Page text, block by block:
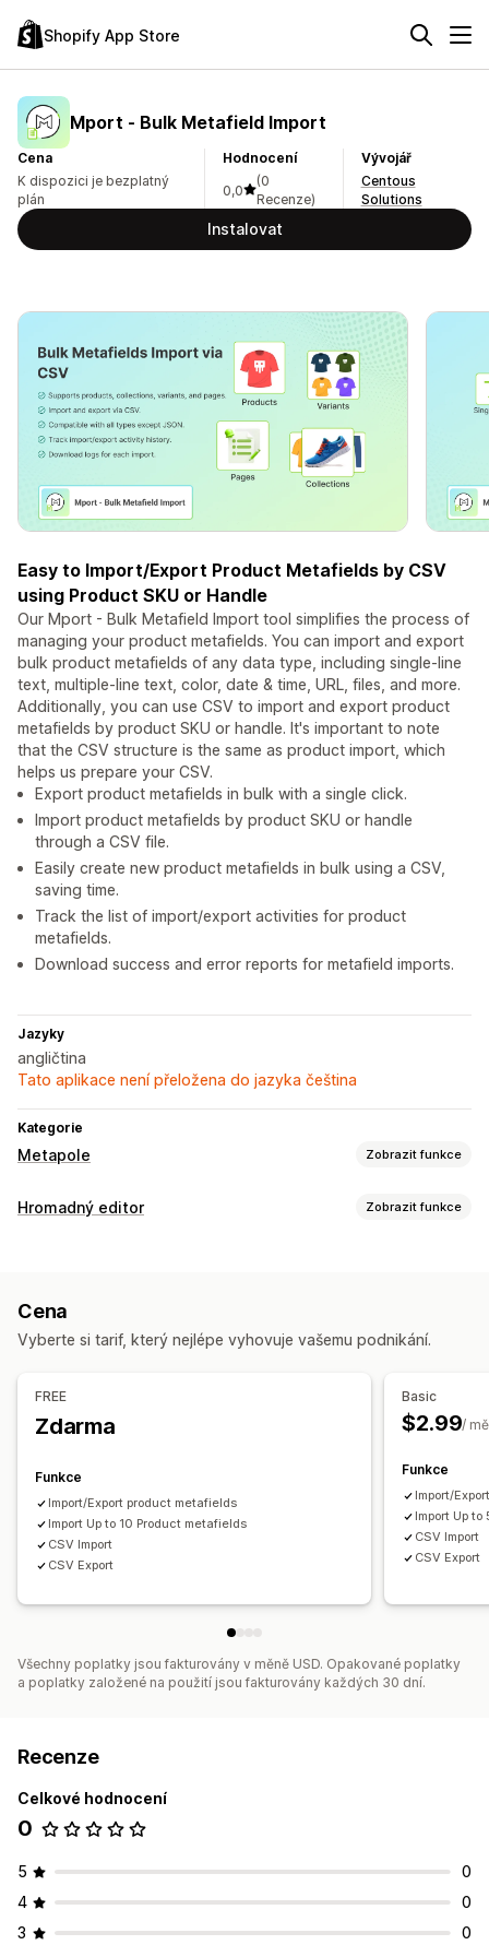
Shopify App Store
Mport ‑ Bulk Metafield Import
Cena
K dispozici je bezplatný
plán
Hodnocení
0,0
(0
Recenze)
Vývojář
Centous
Solutions
Instalovat
Easy to Import/Export Product Metafields by CSV
using Product SKU or Handle
Our Mport - Bulk Metafield Import tool simplifies the process of
managing your product metafields. You can import and export
bulk product metafields of any data type, including single-line
text, multiple-line text, color, date & time, URL, files, and more.
Additionally, you can use CSV to import and export product
metafields by product SKU or handle. It's important to note
that the CSV structure is the same as product import, which
helps us prepare your CSV.
Export product metafields in bulk with a single click.
Import product metafields by product SKU or handle
through a CSV file.
Easily create new product metafields in bulk using a CSV,
saving time.
Track the list of import/export activities for product
metafields.
Download success and error reports for metafield imports.
Jazyky
angličtina
Tato aplikace není přeložena do jazyka čeština
Kategorie
Metapole Zobrazit funkce
Typy metapolí
Nástroje pro správu
Hromadný import a export
Mapování SKU
Hromadný editor Zobrazit funkce
Cena
Vyberte si tarif, který nejlépe vyhovuje vašemu podnikání.
FREE
Zdarma
Funkce
Import/Export product metafields
Import Up to 10 Product metafields
CSV Import
CSV Export
Basic
$2.99/
Funkce
Import/
Import Up
CSV Import
CSV Export
Všechny poplatky jsou fakturovány v měně USD. Opakované poplatky
a poplatky založené na použití jsou fakturovány každých 30 dní.
Recenze
Celkové hodnocení
0
5
0
4
0
3
0